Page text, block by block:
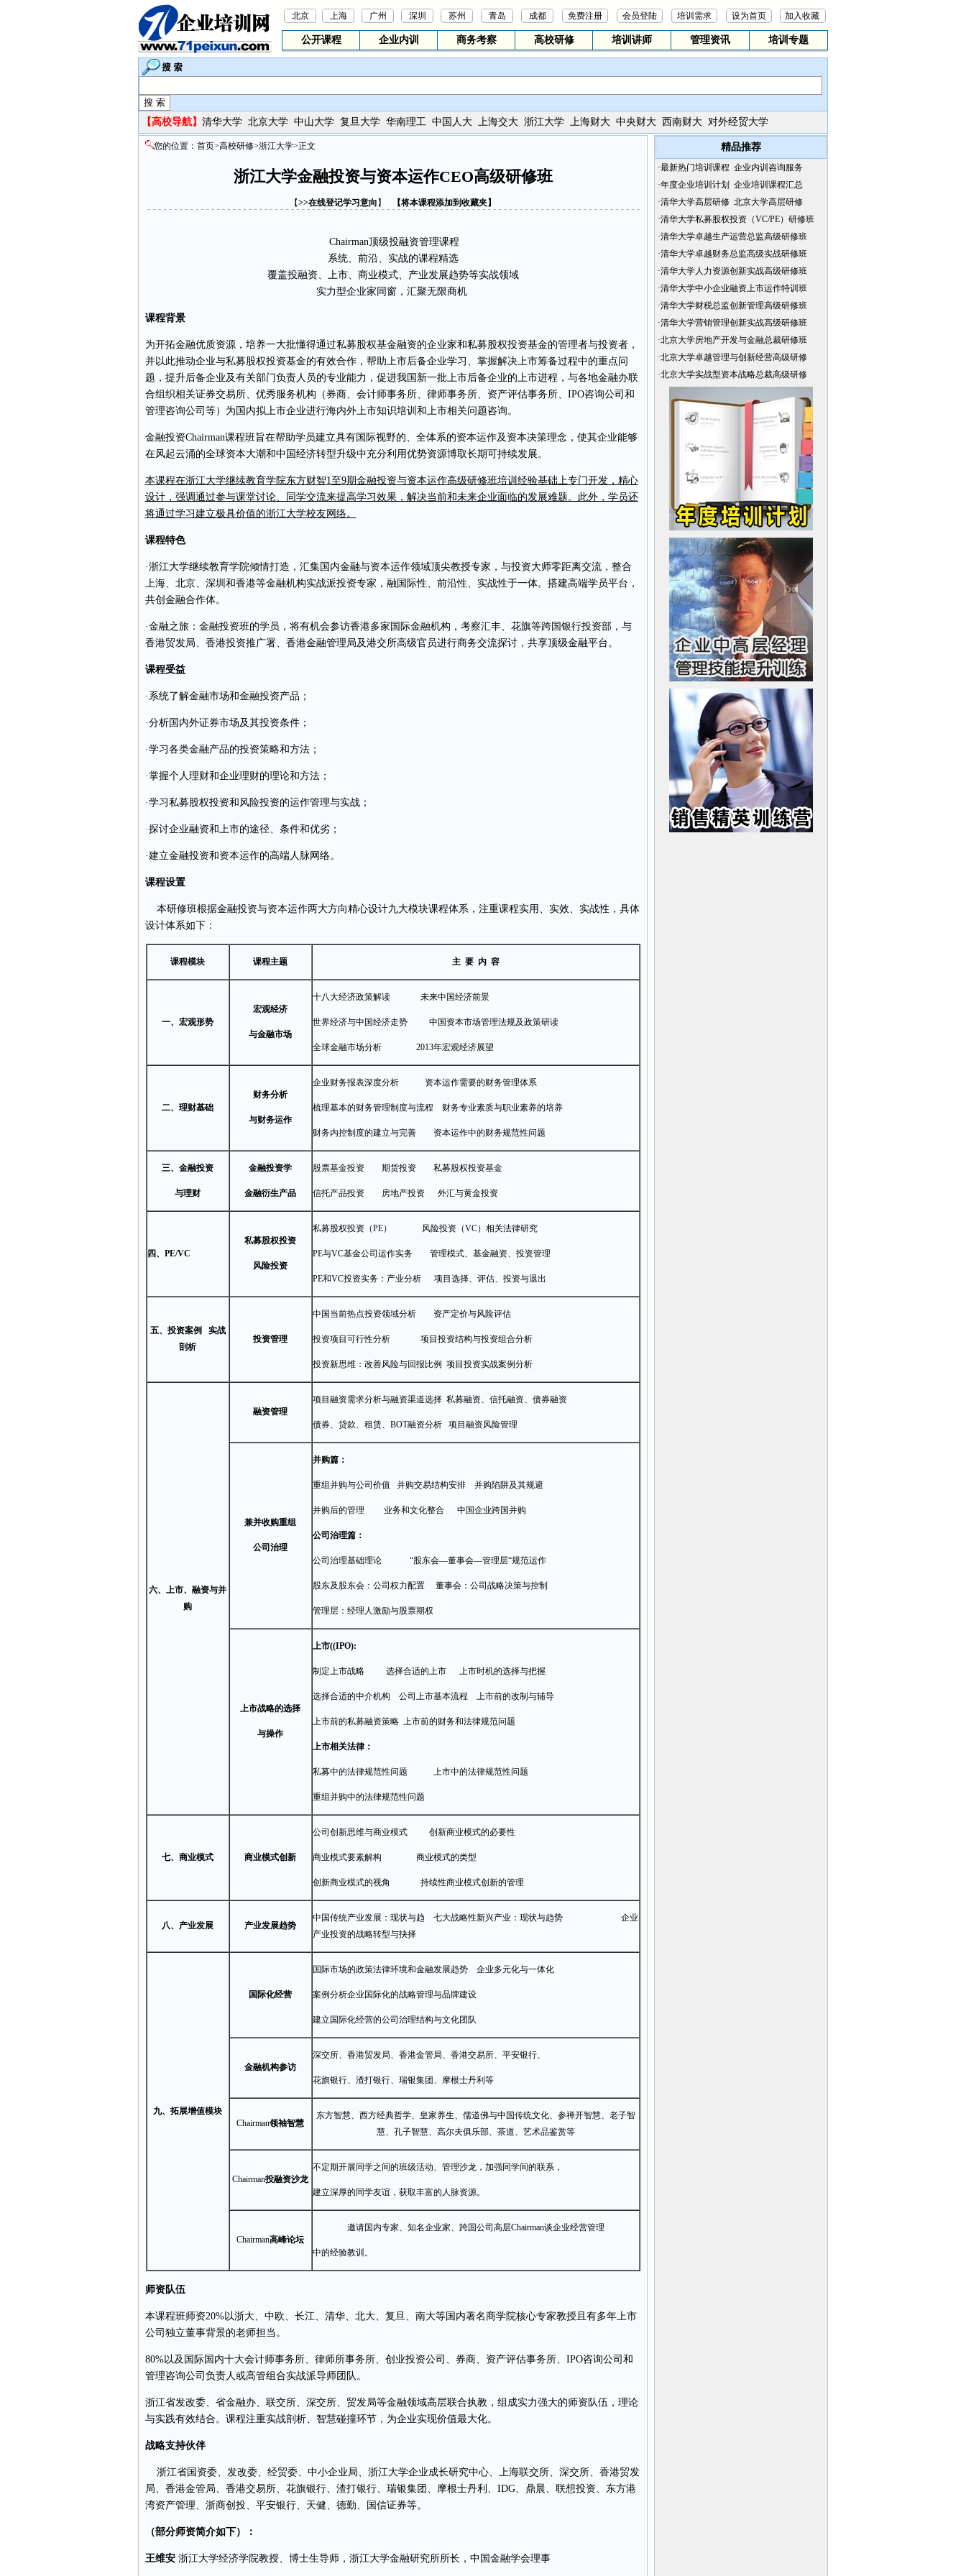
北京 上海 广州 深圳 苏州 青岛 成都 免费注册 会员登陆 培训需求 设为首页 加入收藏
公开课程 企业内训 商务考察 高校研修 培训讲师 管理资讯 培训专题
【高校导航】 清华大学 北京大学 中山大学 复旦大学 华南理工 中国人大 上海交大 浙江大学 上海财大 中央财大 西南财大 对外经贸大学
您的位置： 首页>高校研修>浙江大学>正文
浙江大学金融投资与资本运作CEO高级研修班
【>>在线登记学习意向 】 【将本课程添加到收藏夹】
Chairman顶级投融资管理课程
系统、前沿、实战的课程精选
覆盖投融资、上市、商业模式、产业发展趋势等实战领域
实力型企业家同窗，汇聚无限商机
课程背景
为开拓金融优质资源，培养一大批懂得通过私募股权基金融资的企业家和私募股权投资基金的管理者与投资者，
并以此推动企业与私募股权投资基金的有效合作，帮助上市后备企业学习、掌握解决上市筹备过程中的重点问
题，提升后备企业及有关部门负责人员的专业能力，促进我国新一批上市后备企业的上市进程，与各地金融办联
合组织相关证券交易所、优秀服务机构（券商、会计师事务所、律师事务所、资产评估事务所、IPO咨询公司和
管理咨询公司等）为国内拟上市企业进行海内外上市知识培训和上市相关问题咨询。
金融投资Chairman课程班旨在帮助学员建立具有国际视野的、全体系的资本运作及资本决策理念，使其企业能够
在风起云涌的全球资本大潮和中国经济转型升级中充分利用优势资源博取长期可持续发展。
本课程在浙江大学继续教育学院东方财智1至9期金融投资与资本运作高级研修班培训经验基础上专门开发，精心
设计，强调通过参与课堂讨论、同学交流来提高学习效果，解决当前和未来企业面临的发展难题。此外，学员还
将通过学习建立极具价值的浙江大学校友网络。
课程特色
·浙江大学继续教育学院倾情打造，汇集国内金融与资本运作领域顶尖教授专家，与投资大师零距离交流，整合
上海、北京、深圳和香港等金融机构实战派投资专家，融国际性、前沿性、实战性于一体。搭建高端学员平台，
共创金融合作体。
·金融之旅：金融投资班的学员，将有机会参访香港多家国际金融机构，考察汇丰、花旗等跨国银行投资部，与
香港贸发局、香港投资推广署、香港金融管理局及港交所高级官员进行商务交流探讨，共享顶级金融平台。
课程受益
·系统了解金融市场和金融投资产品；
·分析国内外证券市场及其投资条件；
·学习各类金融产品的投资策略和方法；
·掌握个人理财和企业理财的理论和方法；
·学习私募股权投资和风险投资的运作管理与实战；
·探讨企业融资和上市的途径、条件和优劣；
·建立金融投资和资本运作的高端人脉网络。
课程设置
本研修班根据金融投资与资本运作两大方向精心设计九大模块课程体系，注重课程实用、实效、实战性，具体
设计体系如下：
课程模块 课程主题 主 要 内 容
一、宏观形势
宏观经济
与金融市场
十八大经济政策解读 未来中国经济前景
世界经济与中国经济走势 中国资本市场管理法规及政策研读
全球金融市场分析 2013年宏观经济展望
二、理财基础
财务分析
与财务运作
企业财务报表深度分析 资本运作需要的财务管理体系
梳理基本的财务管理制度与流程 财务专业素质与职业素养的培养
财务内控制度的建立与完善 资本运作中的财务规范性问题
三、金融投资
与理财
金融投资学
金融衍生产品
股票基金投资 期货投资 私募股权投资基金
信托产品投资 房地产投资 外汇与黄金投资
四、PE/VC
私募股权投资
风险投资
私募股权投资（PE） 风险投资（VC）相关法律研究
PE与VC基金公司运作实务 管理模式、基金融资、投资管理
PE和VC投资实务：产业分析 项目选择、评估、投资与退出
五、投资案例 实战
剖析
投资管理
中国当前热点投资领域分析 资产定价与风险评估
投资项目可行性分析 项目投资结构与投资组合分析
投资新思维：改善风险与回报比例 项目投资实战案例分析
六、上市、融资与并
购
融资管理
项目融资需求分析与融资渠道选择 私募融资、信托融资、债券融资
债券、贷款、租赁、BOT融资分析 项目融资风险管理
兼并收购重组
公司治理
并购篇：
重组并购与公司价值 并购交易结构安排 并购陷阱及其规避
并购后的管理 业务和文化整合 中国企业跨国并购
公司治理篇：
公司治理基础理论 “股东会—董事会—管理层“规范运作
股东及股东会：公司权力配置 董事会：公司战略决策与控制
管理层：经理人激励与股票期权
上市战略的选择
与操作
上市((IPO):
制定上市战略 选择合适的上市 上市时机的选择与把握
选择合适的中介机构 公司上市基本流程 上市前的改制与辅导
上市前的私募融资策略 上市前的财务和法律规范问题
上市相关法律：
私募中的法律规范性问题 上市中的法律规范性问题
重组并购中的法律规范性问题
七、商业模式 商业模式创新
公司创新思维与商业模式 创新商业模式的必要性
商业模式要素解构 商业模式的类型
创新商业模式的视角 持续性商业模式创新的管理
八、产业发展 产业发展趋势
中国传统产业发展：现状与趋 七大战略性新兴产业：现状与趋势 企业
产业投资的战略转型与抉择
九、拓展增值模块
国际化经营
国际市场的政策法律环境和金融发展趋势 企业多元化与一体化
案例分析企业国际化的战略管理与品牌建设
建立国际化经营的公司治理结构与文化团队
金融机构参访
深交所、香港贸发局、香港金管局、香港交易所、平安银行、
花旗银行、渣打银行、瑞银集团、摩根士丹利等
Chairman领袖智慧
东方智慧、西方经典哲学、皇家养生、儒道佛与中国传统文化、参禅开智慧、老子智
慧、孔子智慧、高尔夫俱乐部、茶道、艺术品鉴赏等
Chairman投融资沙龙
不定期开展同学之间的班级活动、管理沙龙，加强同学间的联系，
建立深厚的同学友谊，获取丰富的人脉资源。
Chairman高峰论坛
邀请国内专家、知名企业家、跨国公司高层Chairman谈企业经营管理
中的经验教训。
师资队伍
本课程班师资20%以浙大、中欧、长江、清华、北大、复旦、南大等国内著名商学院核心专家教授且有多年上市
公司独立董事背景的老师担当。
80%以及国际国内十大会计师事务所、律师所事务所、创业投资公司、券商、资产评估事务所、IPO咨询公司和
管理咨询公司负责人或高管组合实战派导师团队。
浙江省发改委、省金融办、联交所、深交所、贸发局等金融领域高层联合执教，组成实力强大的师资队伍，理论
与实践有效结合。课程注重实战剖析、智慧碰撞环节，为企业实现价值最大化。
战略支持伙伴
浙江省国资委、发改委、经贸委、中小企业局、浙江大学企业成长研究中心、上海联交所、深交所、香港贸发
局、香港金管局、香港交易所、花旗银行、渣打银行、瑞银集团、摩根士丹利、IDG、鼎晨、联想投资、东方港
湾资产管理、浙商创投、平安银行、天健、德勤、国信证券等。
（部分师资简介如下）：
王维安浙江大学经济学院教授、博士生导师，浙江大学金融研究所所长，中国金融学会理事
精品推荐
·最新热门培训课程 企业内训咨询服务
·年度企业培训计划
企业培训课程汇总
·清华大学高层研修 北京大学高层研修
·清华大学私募股权投资（VC/PE）研修班
·清华大学卓越生产运营总监高级研修班
·清华大学卓越财务总监高级实战研修班
·清华大学人力资源创新实战高级研修班
·清华大学中小企业融资上市运作特训班
·清华大学财税总监创新管理高级研修班
·清华大学营销管理创新实战高级研修班
·北京大学房地产开发与金融总裁研修班
·北京大学卓越管理与创新经营高级研修
·北京大学实战型资本战略总裁高级研修